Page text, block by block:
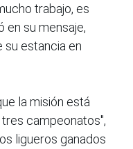
trabajo, es
en su mensaje,
su estancia en
la misión está
campeonatos",
ligueros ganados